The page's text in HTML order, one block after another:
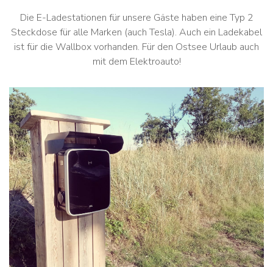
Die E-Ladestationen für unsere Gäste haben eine Typ 2
Steckdose für alle Marken (auch Tesla). Auch ein Ladekabel
ist für die Wallbox vorhanden. Für den Ostsee Urlaub auch
mit dem Elektroauto!